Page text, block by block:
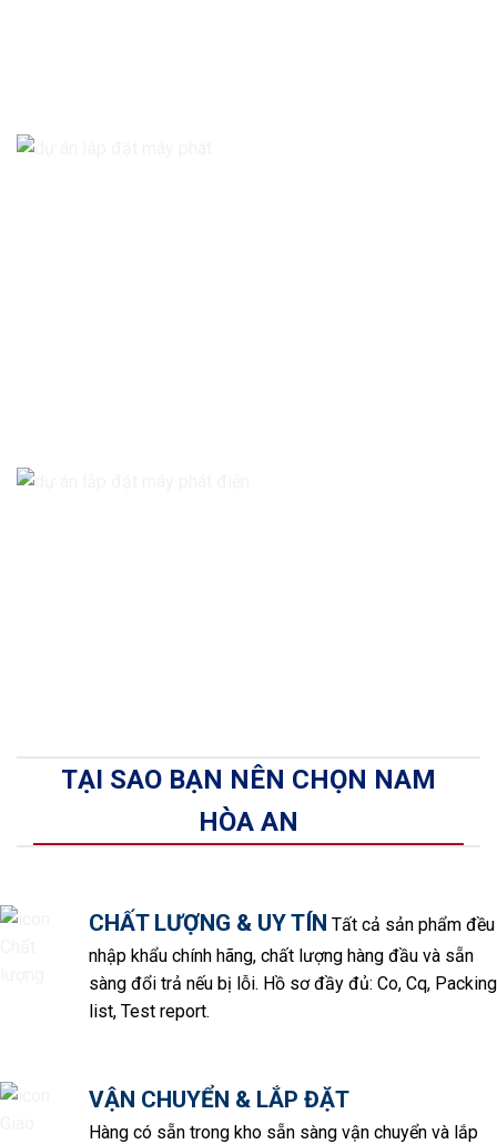
TẠI SAO BẠN NÊN CHỌN NAM
HÒA AN
CHẤT LƯỢNG & UY TÍN Tất cả sản phẩm đều
nhập khẩu chính hãng, chất lượng hàng đầu và sẵn
sàng đổi trả nếu bị lỗi. Hồ sơ đầy đủ: Co, Cq, Packing
list, Test report.
VẬN CHUYỂN & LẮP ĐẶT
Hàng có sẵn trong kho sẵn sàng vận chuyển và lắp